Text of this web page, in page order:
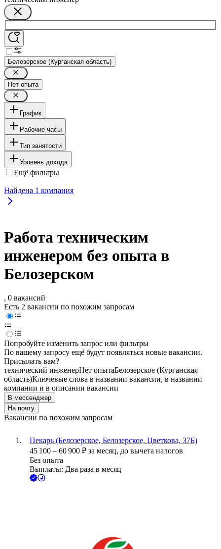
Белозерское (Курганская область)
Нет опыта
График
Рабочие часы
Тип занятости
Уровень дохода
Ещё фильтры
Найдена 1 компания
Работа техническим
инженером без опыта в
Белозерском
, 0 вакансий
Есть 2 вакансии по похожим запросам
Попробуйте изменить запрос или фильтры
По вашему запросу ещё будут появляться новые вакансии.
Присылать вам?
технический инженерНет опытаБелозерское (Курганская
область)Ключевые слова в названии вакансии, в названии
компании и в описании вакансии
В мессенджер
На почту
Вакансии по похожим запросам
Пекарь (Белозерское, Белозерское, Цветкова, 37Б)
45 100 – 60 900 ₽ за месяц, до вычета налогов
Без опыта
Выплаты: Два раза в месяц